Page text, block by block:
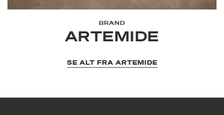
BRAND
ARTEMIDE
SE ALT FRA ARTEMIDE